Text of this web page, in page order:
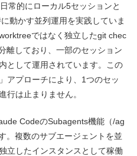
常的にローカル5セッションと
動かす並列運用を実践していま
ではなく独立したgit chec
離しており、一部のセッション
として運用されています。この
アプローチにより、1つのセッ
行は止まりません。
CodeのSubagents機能（/ag
。複数のサブエージェントを並
立したインスタンスとして稼働